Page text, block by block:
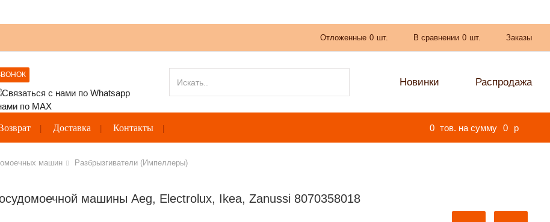
Отложенные 0 шт. В сравнении 0 шт. Заказы
Новинки Распродажа
Доставка Контакты 0 тов. на сумму 0 p
машин Разбрызгиватели (Импеллеры)
машины Aeg, Electrolux, Ikea, Zanussi 8070358018